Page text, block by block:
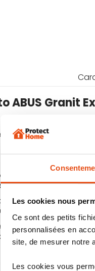
Les cookies nous
Ce sont des petits
personnalisées en
site, de mesurer notre
Les cookies vous
ABUS Granit
Granit Extreme 59
valeur.
anse
spécial cémenté
double verrouillagequi
de tentative de coupe,
protection
disponible entrois
à différents
au spray de gel
bris de serrure.